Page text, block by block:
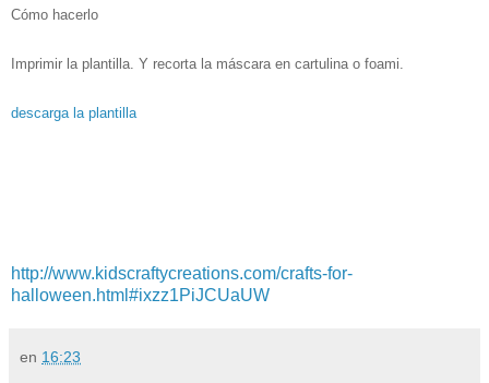
Cómo hacerlo
Imprimir la plantilla. Y recorta la máscara en cartulina o foami.
descarga la plantilla
http://www.kidscraftycreations.com/crafts-for-
halloween.html#ixzz1PiJCUaUW
en 16:23